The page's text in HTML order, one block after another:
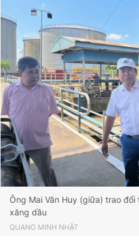
Ông Mai Văn Huy (giữa) trao
xăng dầu
QUANG MINH NHẬT